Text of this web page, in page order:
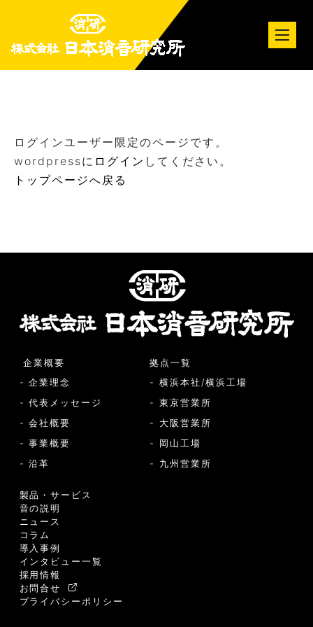
ログインユーザー限定のページです。
wordpressに ログイン してください。
トップページへ戻る
企業概要
- 企業理念
- 代表メッセージ
- 会社概要
- 事業概要
- 沿革
製品・サービス
音の説明
ニュース
コラム
導入事例
インタビュー一覧
採用情報
お問合せ
プライバシーポリシー
拠点一覧
- 横浜本社/横浜工場
- 東京営業所
- 大阪営業所
- 岡山工場
- 九州営業所